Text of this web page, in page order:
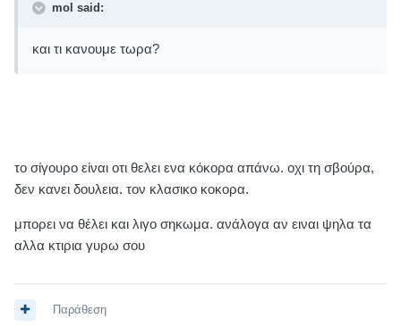
mol said:
και τι κανουμε τωρα?
το σίγουρο είναι οτι θελει ενα κόκορα απάνω. οχι τη σβούρα,
δεν κανει δουλεια. τον κλασικο κοκορα.
μπορει να θέλει και λιγο σηκωμα. ανάλογα αν ειναι ψηλα τα
αλλα κτιρια γυρω σου
Παράθεση